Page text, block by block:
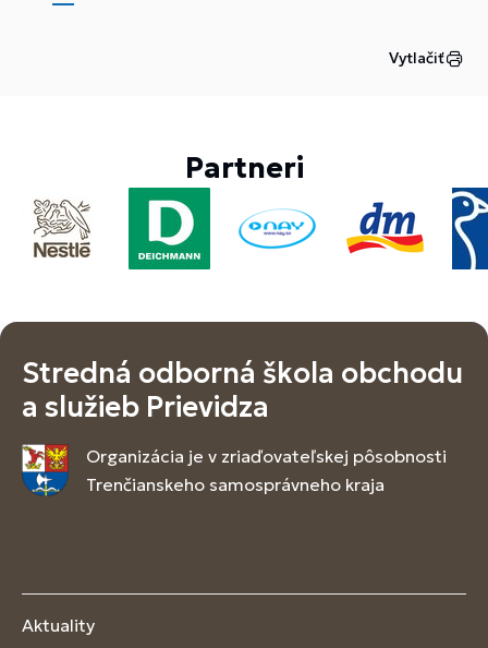
Vytlačiť
Partneri
Stredná odborná škola obchodu
a služieb Prievidza
Organizácia je v zriaďovateľskej pôsobnosti
Trenčianskeho samosprávneho kraja
Aktuality